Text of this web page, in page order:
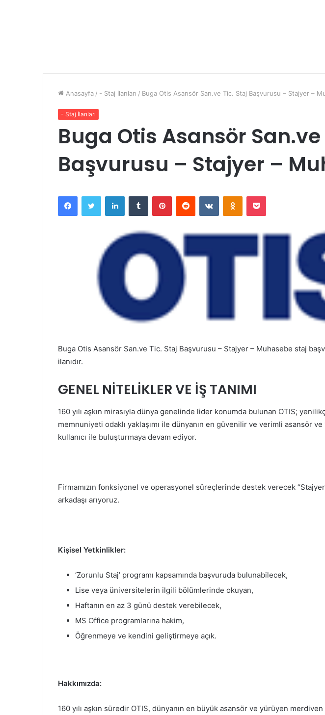
Anasayfa / - Staj İlanları / Buga Otis Asansör San.ve Tic. Staj Başvurusu – Stajyer –
- Staj İlanları
Buga Otis Asansör San.ve
Başvurusu – Stajyer –
Buga Otis Asansör San.ve Tic. Staj Başvurusu – Stajyer – Muhasebe staj
ilanıdır.
GENEL NİTELİKLER VE İŞ TANIMI
160 yılı aşkın mirasıyla dünya genelinde lider konumda bulunan OTIS;
memnuniyeti odaklı yaklaşımı ile dünyanın en güvenilir ve verimli asansör
kullanıcı ile buluşturmaya devam ediyor.
Firmamızın fonksiyonel ve operasyonel süreçlerinde destek verecek
arkadaşı arıyoruz.
Kişisel Yetkinlikler:
‘Zorunlu Staj’ programı kapsamında başvuruda bulunabilecek,
Lise veya üniversitelerin ilgili bölümlerinde okuyan,
Haftanın en az 3 günü destek verebilecek,
MS Office programlarına hakim,
Öğrenmeye ve kendini geliştirmeye açık.
Hakkımızda:
160 yılı aşkın süredir OTIS, dünyanın en büyük asansör ve yürüyen